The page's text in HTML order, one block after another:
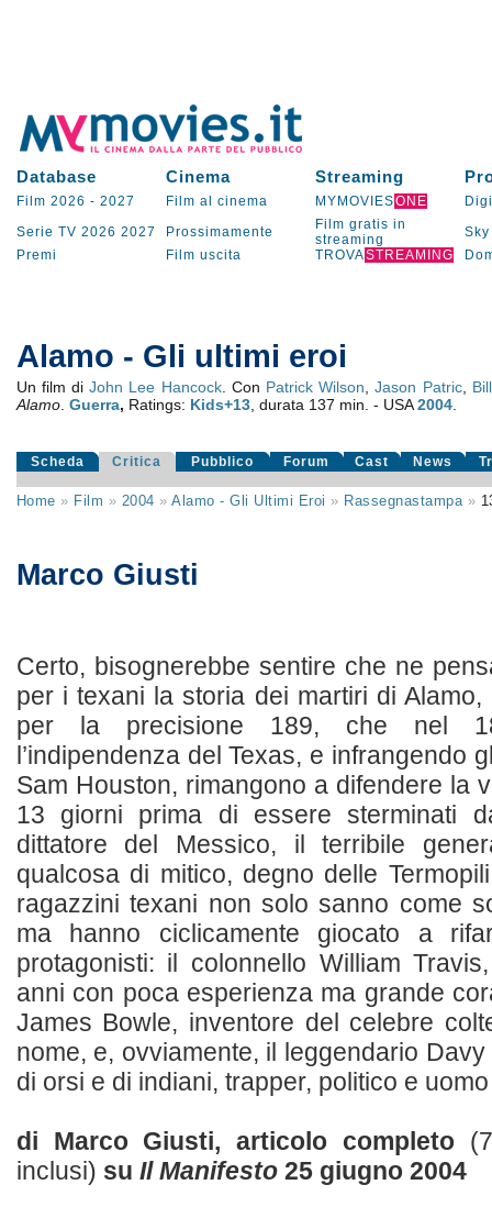
Database Cinema Streaming
Film 2026 - 2027 Film al cinema MYMOVIESONE
Serie TV 2026 2027 Prossimamente
Film gratis in
streaming
Sky
Premi
Film uscita TROVASTREAMING
Alamo - Gli ultimi eroi
Un film diJohn Lee Hancock. Con Patrick Wilson ,Jason Patric,
Alamo. Guerra, Ratings: Kids+13, durata 137 min. - USA2004.
Scheda Critica Pubblico Forum Cast News
Home » Film » 2004 »Alamo - Gli Ultimi Eroi » Rassegnastampa»
Marco Giusti
Certo, bisognerebbe sentire che ne
per i texani la storia dei martiri di
per la precisione 189, che nel
l’indipendenza del Texas, e infrangendo
Sam Houston, rimangono a difendere la
13 giorni prima di essere sterminati
dittatore del Messico, il terribile
qualcosa di mitico, degno delle
ragazzini texani non solo sanno come
ma hanno ciclicamente giocato a
protagonisti: il colonnello William
anni con poca esperienza ma grande
James Bowle, inventore del celebre
nome, e, ovviamente, il leggendario
di orsi e di indiani, trapper, politico e
di Marco Giusti, articolo completo
inclusi) su Il Manifesto25 giugno 2004